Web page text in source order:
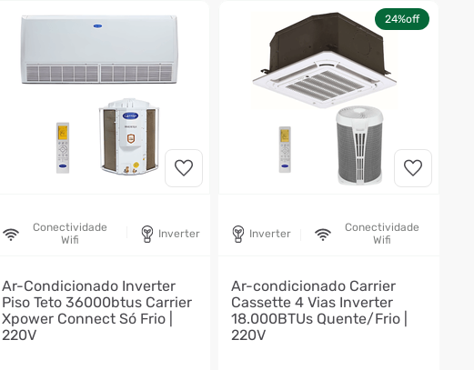
Conectividade
Wifi
Inverter
Ar-Condicionado Inverter
Piso Teto 36000btus Carrier
Xpower Connect Só Frio |
220V
24%off
Inverter
Conectividade
Wifi
Ar-condicionado Carrier
Cassette 4 Vias Inverter
18.000BTUs Quente/Frio |
220V